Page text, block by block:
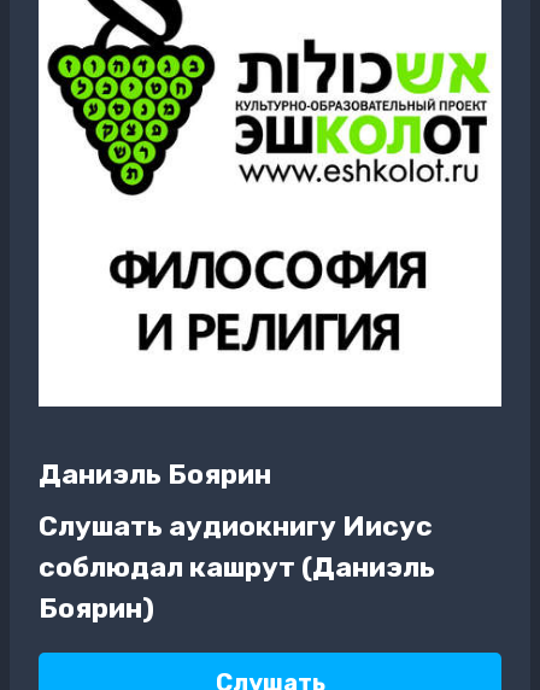
Даниэль Боярин
Слушать аудиокнигу Иисус
соблюдал кашрут (Даниэль
Боярин)
Слушать